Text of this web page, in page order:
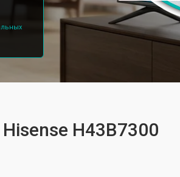
H43B7300